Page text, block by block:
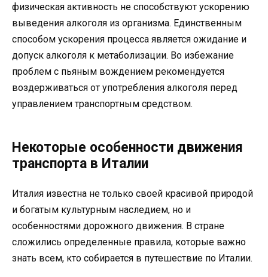
физическая активность не способствуют ускорению
выведения алкоголя из организма. Единственным
способом ускорения процесса является ожидание и
допуск алкоголя к метаболизации. Во избежание
проблем с пьяным вождением рекомендуется
воздерживаться от употребления алкоголя перед
управлением транспортным средством.
Некоторые особенности движения
транспорта в Италии
Италия известна не только своей красивой природой
и богатым культурным наследием, но и
особенностями дорожного движения. В стране
сложились определенные правила, которые важно
знать всем, кто собирается в путешествие по Италии.